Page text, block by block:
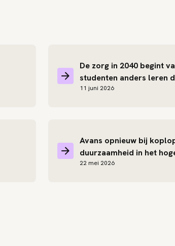
De zorg in 2040 begint
studenten anders leren
11 juni 2026
Avans opnieuw bij
duurzaamheid in het
22 mei 2026